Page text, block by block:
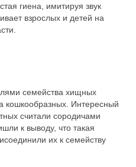
гиена, имитируя звук
взрослых и детей на
семейства хищных
кошкообразных. Интересный
считали сородичами
к выводу, что такая
их к семейству